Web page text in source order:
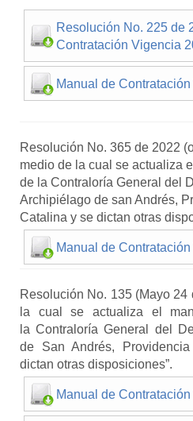
Resolución No. 225 de
Contratación Vigencia
Manual de
Resolución No. 365 de 2022
medio de la cual se actualiza
de la Contraloría General del
Archipiélago de san Andrés,
Catalina y se dictan otras
Manual de
Resolución No. 135 (Mayo 24
la cual se actualiza el
laContraloríaGeneral del D
de San Andrés, P
dictan otras disposiciones”.
Manual de